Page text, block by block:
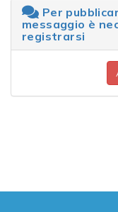
Per
messaggio è
registrarsi